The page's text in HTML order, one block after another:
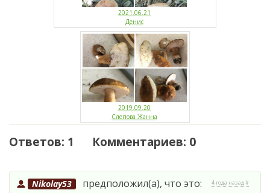
2021.06.21
Денис
2019.09.20
Слепова Жанна
Ответов: 1 Комментариев: 0
Nikolay53 предположил(а), что это: 4 года назад #